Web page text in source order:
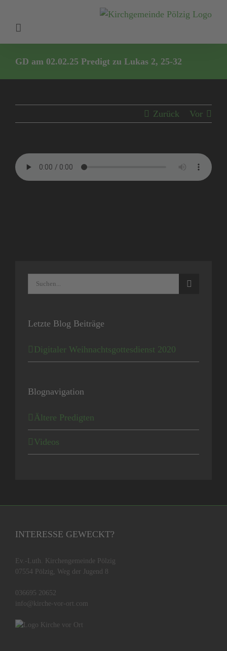
springen
GD am 02.02.25 Predigt zu Lukas 2, 25-32
Zurück Vor
Suche
nach:
Letzte Blog Beiträge
Digitaler Weihnachtsgottesdienst 2020
Blognavigation
Ältere Predigten
Videos
INTERESSE GEWECKT?
Ev.-Luth. Kirchengemeinde Pölzig
07554 Pölzig, Weg der Jugend 8
036695 20652
info@kirche-vor-ort.com